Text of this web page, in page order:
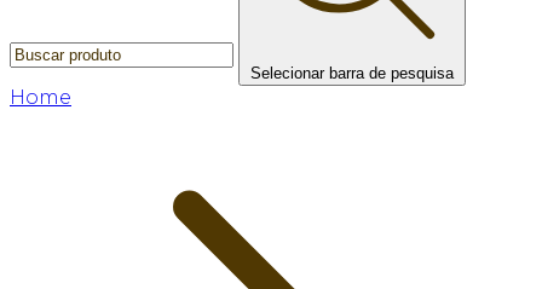
Selecionar barra de pesquisa
Home